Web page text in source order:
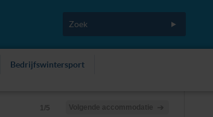
Bedrijfswintersport
1/5